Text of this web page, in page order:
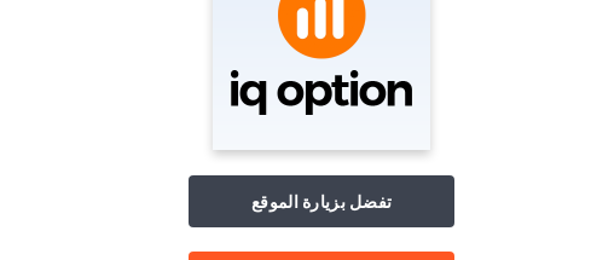
تفضل بزيارة الموقع